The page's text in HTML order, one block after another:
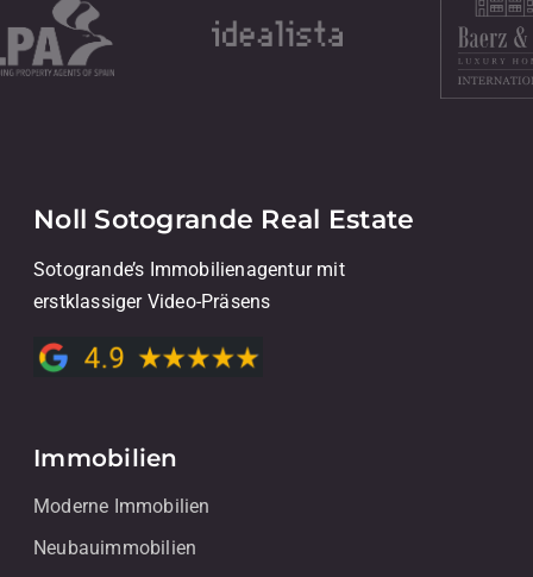
Noll Sotogrande Real Estate
Sotogrande’s Immobilienagentur mit
erstklassiger Video-Präsens
Immobilien
Moderne Immobilien
Neubauimmobilien